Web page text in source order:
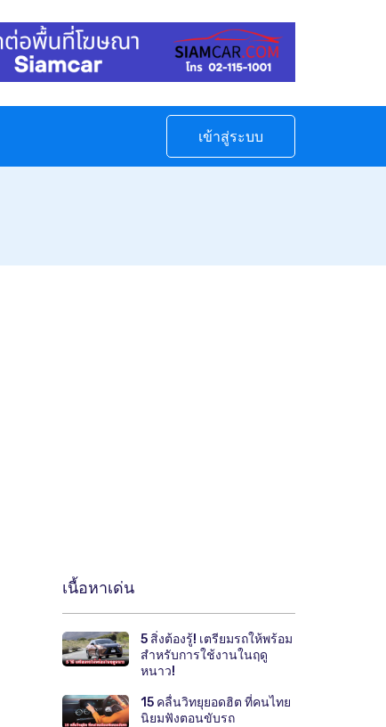
เข้าสู่ระบบ
เนื้อหาเด่น
5 สิ่งต้องรู้! เตรียมรถให้พร้อม
สำหรับการใช้งานในฤดู
หนาว!
15 คลื่นวิทยุยอดฮิต ที่คนไทย
นิยมฟังตอนขับรถ